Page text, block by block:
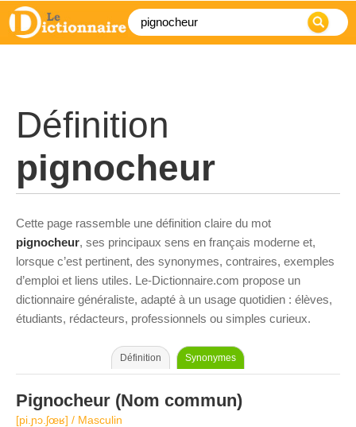
Définition
pignocheur
Cette page rassemble une définition claire du mot
pignocheur, ses principaux sens en français moderne et,
lorsque c’est pertinent, des synonymes, contraires, exemples
d’emploi et liens utiles. Le-Dictionnaire.com propose un
dictionnaire généraliste, adapté à un usage quotidien : élèves,
étudiants, rédacteurs, professionnels ou simples curieux.
Définition Synonymes
Pignocheur (Nom commun)
[pi.ɲɔ.ʃœʁ] / Masculin